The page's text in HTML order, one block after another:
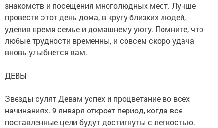
знакомств и посещения многолюдных мест. Лучше
провести этот день дома, в кругу близких людей,
уделив время семье и домашнему уюту. Помните, что
любые трудности временны, и совсем скоро удача
вновь улыбнется вам.
ДЕВЫ
Звезды сулят Девам успех и процветание во всех
начинаниях. 9 января откроет период, когда все
поставленные цели будут достигнуты с легкостью.